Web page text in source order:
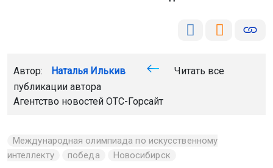
Автор: Наталья Илькив
Читать все
публикации автора
Агентство новостей ОТС-Горсайт
Международная олимпиада по искусственному
интеллекту
победа Новосибирск